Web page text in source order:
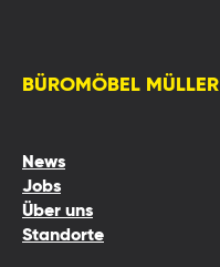
BÜROMÖBEL MÜLLER
News
Jobs
Über uns
Standorte